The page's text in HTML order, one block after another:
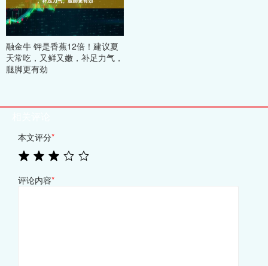
融金牛 钾是香蕉12倍！建议夏
天常吃，又鲜又嫩，补足力气，
腿脚更有劲
本文评分*
评论内容*